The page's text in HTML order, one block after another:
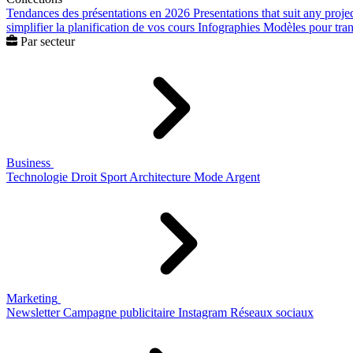
Tendances des présentations en 2026 Presentations that suit any
simplifier la planification de vos cours Infographies Modèles pour
Par secteur
Business
Technologie Droit Sport Architecture Mode Argent
Marketing
Newsletter Campagne publicitaire Instagram Réseaux sociaux